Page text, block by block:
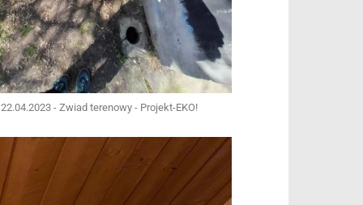
22.04.2023 - Zwiad terenowy - Projekt-EKO!